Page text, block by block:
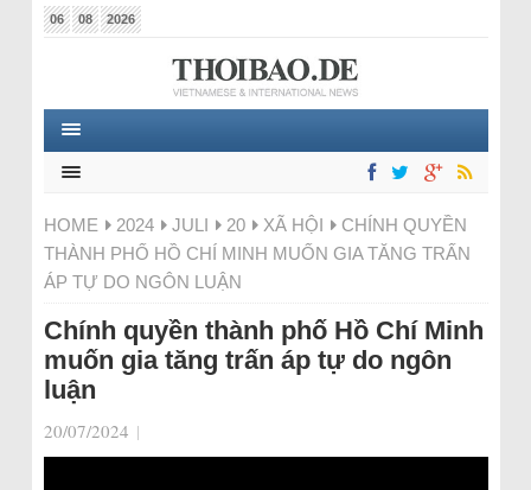
06 08 2026
HOME 2024 JULI 20 XÃ HỘI
CHÍNH QUYỀN
THÀNH PHỐ HỒ CHÍ MINH MUỐN GIA TĂNG TRẤN
ÁP TỰ DO NGÔN LUẬN
Chính quyền thành phố Hồ Chí Minh
muốn gia tăng trấn áp tự do ngôn
luận
20/07/2024 |